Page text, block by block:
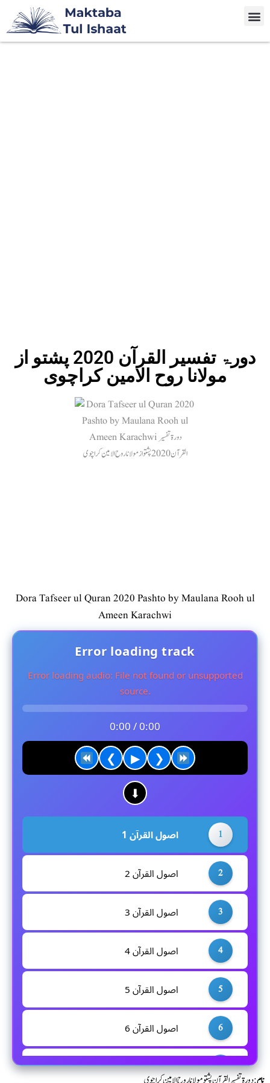
دورۃ تفسیر القرآن 2020 پشتو از
مولانا روح الامین کراچوی
Dora Tafseer ul Quran 2020 Pashto by Maulana Rooh ul
Ameen Karachwi
Error loading track
Error loading audio: File not found or unsupported
source.
0:00 / 0:00
❮ ▶ ❯
⬇
1 اصول القرآن 1
2 اصول القرآن 2
3 اصول القرآن 3
4 اصول القرآن 4
5 اصول القرآن 5
6 اصول القرآن 6
7 اسماء الفاتحہ